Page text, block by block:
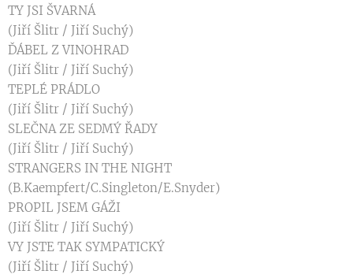
TY JSI ŠVARNÁ
(Jiří Šlitr / Jiří Suchý)
ĎÁBEL Z VINOHRAD
(Jiří Šlitr / Jiří Suchý)
TEPLÉ PRÁDLO
(Jiří Šlitr / Jiří Suchý)
SLEČNA ZE SEDMÝ ŘADY
(Jiří Šlitr / Jiří Suchý)
STRANGERS IN THE NIGHT
(B.Kaempfert/C.Singleton/E.Snyder)
PROPIL JSEM GÁŽI
(Jiří Šlitr / Jiří Suchý)
VY JSTE TAK SYMPATICKÝ
(Jiří Šlitr / Jiří Suchý)